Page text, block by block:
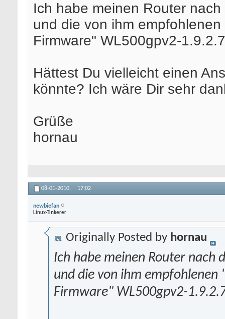
Ich habe meinen Router
und die von ihm
Firmware" WL500gpv2-
Hättest Du vielleicht einen
könnte? Ich wäre Dir sehr
Grüße
hornau
08-01-2010, 17:02
newbiefan
Linux-Tinkerer
Originally Posted by hornau
Ich habe meinen Router nach
und die von ihm
Firmware" WL500gpv2-